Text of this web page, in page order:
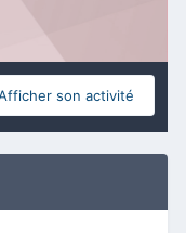
son activité